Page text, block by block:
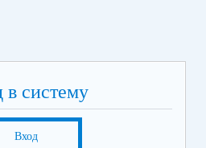
в систему
Вход